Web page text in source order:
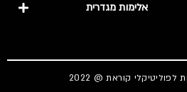
אלימות מגדרית
קוראת @ 2022